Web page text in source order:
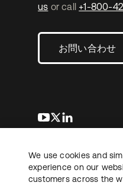
us or call +1-800-
お問い合わせ
新しいタブで開く
新しいタブで
Copyright © 2026
We use cookies and
experience on our
customers across the